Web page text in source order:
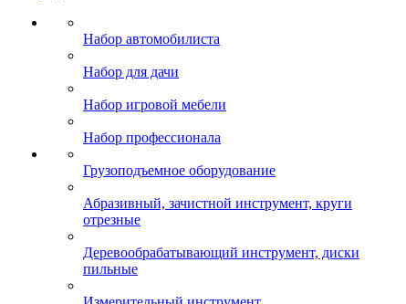
Набор автомобилиста
Набор для дачи
Набор игровой мебели
Набор профессионала
Грузоподъемное оборудование
Абразивный, зачистной инструмент, круги
отрезные
Деревообрабатывающий инструмент, диски
пильные